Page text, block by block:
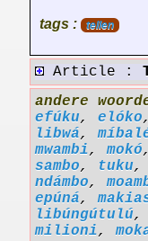
tags : tellen
Article :
andere
efúku, elóko
libwá,
mwambi,mokó
sambo, tuku,
ndámbo,
epúná,
libúngútulú,
milioni,